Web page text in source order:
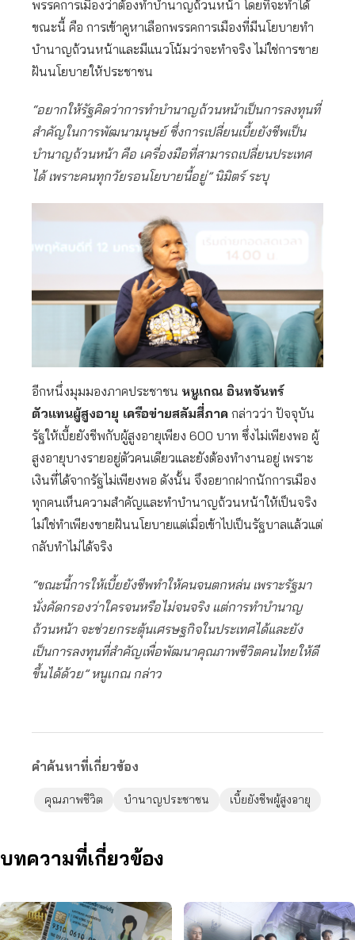
พรรคการเมืองว่าต้องทำบำนาญถ้วนหน้า โดยที่จะทำได้
ขณะนี้ คือ การเข้าคูหาเลือกพรรคการเมืองที่มีนโยบายทำ
บำนาญถ้วนหน้าและมีแนวโน้มว่าจะทำจริง ไม่ใช่การขาย
ฝันนโยบายให้ประชาชน
“อยากให้รัฐคิดว่าการทำบำนาญถ้วนหน้าเป็นการลงทุนที่
สำคัญในการพัฒนามนุษย์ ซึ่งการเปลี่ยนเบี้ยยังชีพเป็น
บำนาญถ้วนหน้า คือ เครื่องมือที่สามารถเปลี่ยนประเทศ
ได้ เพราะคนทุกวัยรอนโยบายนี้อยู่” นิมิตร์ ระบุ
อีกหนึ่งมุมมองภาคประชาชน หนูเกณ อินทจันทร์
ตัวแทนผู้สูงอายุ เครือข่ายสลัมสี่ภาค กล่าวว่า ปัจจุบัน
รัฐให้เบี้ยยังชีพกับผู้สูงอายุเพียง 600 บาท ซึ่งไม่เพียงพอ ผู้
สูงอายุบางรายอยู่ตัวคนเดียวและยังต้องทำงานอยู่ เพราะ
เงินที่ได้จากรัฐไม่เพียงพอ ดังนั้น จึงอยากฝากนักการเมือง
ทุกคนเห็นความสำคัญและทำบำนาญถ้วนหน้าให้เป็นจริง
ไม่ใช่ทำเพียงขายฝันนโยบายแต่เมื่อเข้าไปเป็นรัฐบาลแล้วแต่
กลับทำไม่ได้จริง
“ขณะนี้การให้เบี้ยยังชีพทำให้คนจนตกหล่น เพราะรัฐมา
นั่งคัดกรองว่าใครจนหรือไม่จนจริง แต่การทำบำนาญ
ถ้วนหน้า จะช่วยกระตุ้นเศรษฐกิจในประเทศได้และยัง
เป็นการลงทุนที่สำคัญเพื่อพัฒนาคุณภาพชีวิตคนไทยให้ดี
ขึ้นได้ด้วย” หนูเกณ กล่าว
คำค้นหาที่เกี่ยวข้อง
คุณภาพชีวิต บำนาญประชาชน เบี้ยยังชีพผู้สูงอายุ
บทความที่เกี่ยวข้อง